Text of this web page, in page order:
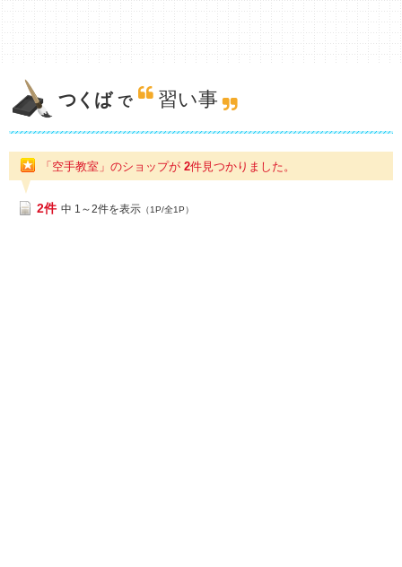
つくば で 習い事
「空手教室」のショップが 2件見つかりました。
2件 中 1～2件を表示 （1P/全1P）